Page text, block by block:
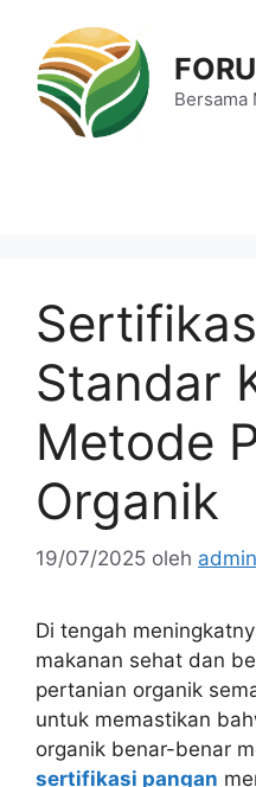
Bersama
Standar
Metode
Organik
19/07/2025 oleh admin
Di tengah
makanan sehat dan
pertanian organik
untuk memastikan
organik benar-benar
sertifikasi pangan